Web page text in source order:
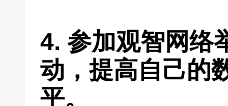
4. 参加观智网络
动，提高自己的
平。